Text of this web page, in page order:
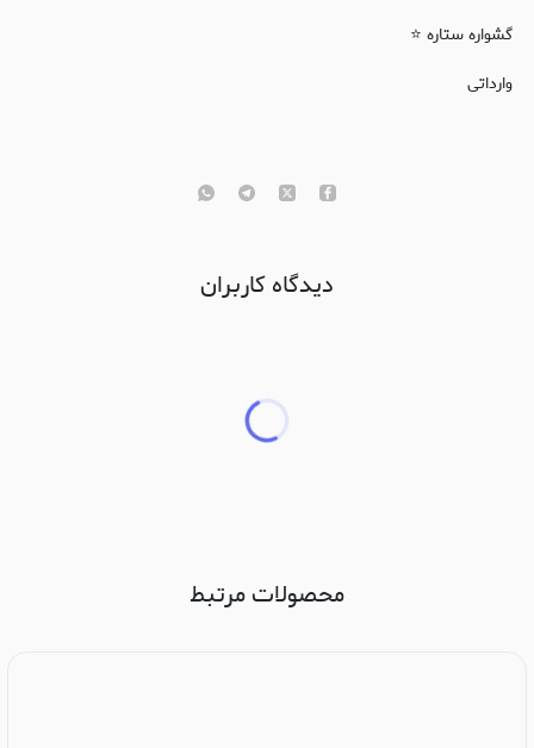
گشواره ستاره ⭐️
وارداتی
دیدگاه کاربران
محصولات مرتبط